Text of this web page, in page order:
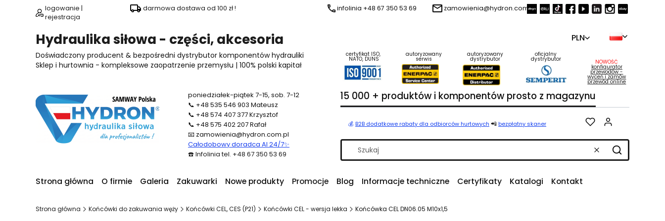
logowanie |
rejestracja
darmowa dostawa od 100 zł ! infolinia +48 67 350 53 69 zamowienia@hydron.com.pl
Hydraulika siłowa - części, akcesoria
Doświadczony producent & bezpośredni dystrybutor komponentów hydrauliki
Sklep i hurtownia - kompleksowe zaopatrzenie przemysłu | 100% polski kapitał
PLN
certyfikat ISO,
NATO, DUNS
autoryzowany
serwis
autoryzowany
dystrybutor
oficjalny
dystrybutor NOWOŚĆ
konfigurator
przewodów -
wyceń i zamów
przewód online
poniedziałek-piątek 7-15, sob. 7-12
📞 +48 535 546 903 Mateusz
📞 +48 574 407 377Krzysztof
📞 +48 575 402 207Rafał
📧 zamowienia@hydron.com.pl
Całodobowy doradca AI 24/7✨
☎️ Infolinia tel. +48 67 350 53 69
15 000 + produktów i komponentów prosto z magazynu
💰 B2B dodatkowe rabaty dla odbiorców hurtowych 📲 bezpłatny skaner
WyczyśćSzukaj
Strona główna O firmie Galeria Zakuwarki Nowe produkty Promocje Blog Informacje techniczne Certyfikaty Katalogi Kontakt
Strona główna Końcówki do zakuwania węży Końcówki CEL, CES (P21) Końcówki CEL - wersja lekka Końcówka CEL DN06.05 M10x1,5